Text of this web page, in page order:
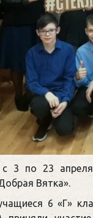
3 по 23
Вятка».
6 «Г»